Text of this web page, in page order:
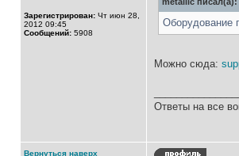
Зарегистрирован: Чт июн 28,
2012 09:45
Сообщений: 5908
Оборудование
Можно сюда:
Ответы на все
Вернуться наверх